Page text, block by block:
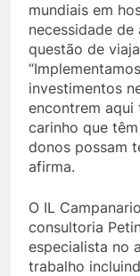
mundiais em
necessidade
questão de
investimentos
encontrem
carinho que
donos possam
afirma.
O IL
consultoria
especialista no
trabalho